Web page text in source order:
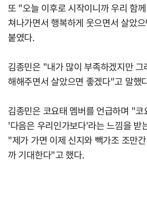
또 "오늘 이후로 시작이니까 우리 함
쳐나가면서 행복하게 웃으면서 살았
붙였다.
김종민은 "내가 많이 부족하겠지만 그
해해주면서 살았으면 좋겠다"고 말했
김종민은 코요태 멤버를 언급하며 "
'다음은 우리인가보다'라는 느낌을 받
"제가 가면 이제 신지와 빽가조 조만
까 기대한다"고 했다.